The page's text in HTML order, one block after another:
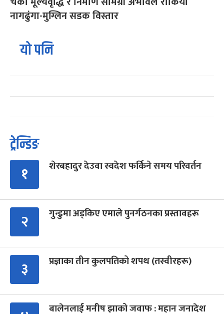
नागढुंगा-मुग्लिन सडक विस्तार
यो पनि
ट्रेन्डिङ
१ शेरबहादुर देउवा स्वदेश फर्किने समय परिवर्तन
२ गुन्डुमा अड्किए एमाले पुनर्गठनका प्रस्तावहरू
३ प्रज्ञाका तीन कुलपतिको शपथ (तस्वीरहरू)
बालेनलाई मनीष झाको जवाफ : महान जनादेश